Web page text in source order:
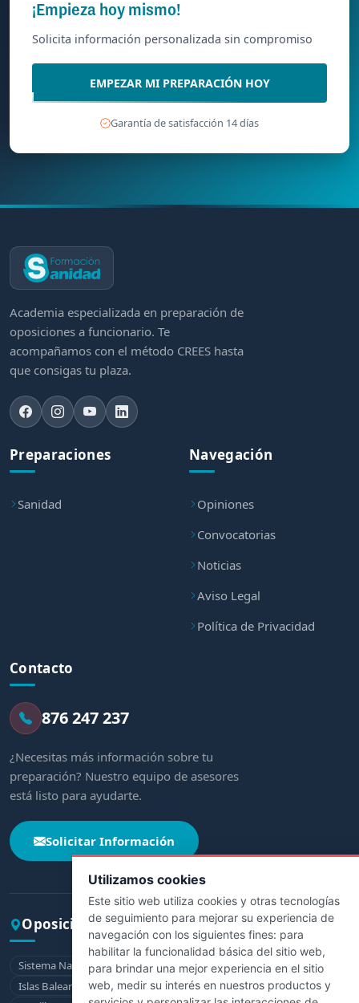
Utilizamos cookies
Este sitio web utiliza cookies y otras tecnologías
de seguimiento para mejorar su experiencia de
navegación con los siguientes fines: para
habilitar la funcionalidad básica del sitio web,
para brindar una mejor experiencia en el sitio
web, medir su interés en nuestros productos y
¡Empieza hoy mismo!
Solicita información personalizada sin compromiso
EMPEZAR MI PREPARACIÓN HOY
Garantía de satisfacción 14 días
Academia especializada en preparación de
oposiciones a funcionario. Te
acompañamos con el método CREES hasta
que consigas tu plaza.
Preparaciones
Sanidad
Navegación
Opiniones
Convocatorias
Noticias
Aviso Legal
Política de Privacidad
Contacto
876 247 237
¿Necesitas más información sobre tu
preparación? Nuestro equipo de asesores
está listo para ayudarte.
Solicitar Información
Oposiciones por comunidad
Sistema Nacional de Salud Andalucía Aragón
Asturias
Islas Baleares
Canarias Cantabria
Castilla-La Mancha